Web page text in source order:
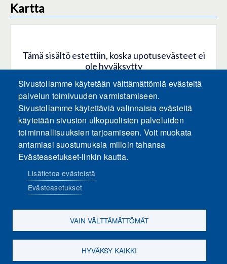
Kartta
Tämä sisältö estettiin, koska upotusevästeet ei
ole hyväksytty
HYVÄKSY KAIKKI EVÄSTEET
Hyväksy vain upotusevästeet
Sosiaalinen media
Evästeasetukset
Sivustollamme käytetään välttämättömiä evästeitä
palvelun toimivuuden varmistamiseen.
Sivustollamme käytettäviä valinnaisia evästeitä
käytetään sivuston ulkopuolisten palveluiden
toiminnallisuuksien tarjoamiseen. Voit muokata
antamiasi suostumuksia milloin tahansa
Evästeasetukset-linkin kautta.
Lisätietoa evästeistä
Evästeasetukset
VAIN VÄLTTÄMÄTTÖMÄT
HYVÄKSY KAIKKI